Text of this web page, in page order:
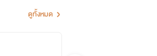
ดูทั้งหมด